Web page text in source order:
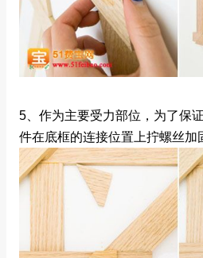
5、作为主要受力部位，为了保
件在底框的连接位置上拧螺丝加